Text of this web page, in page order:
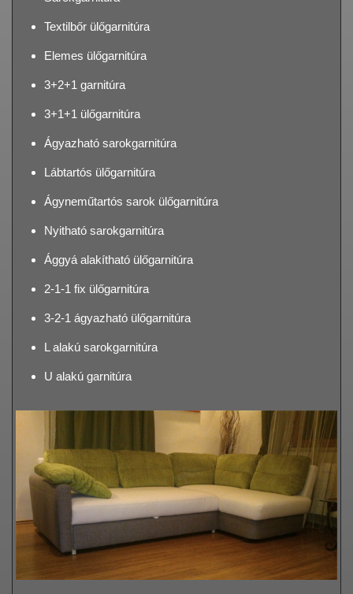
Textilbőr ülőgarnitúra
Elemes ülőgarnitúra
3+2+1 garnitúra
3+1+1 ülőgarnitúra
Ágyazható sarokgarnitúra
Lábtartós ülőgarnitúra
Ágyneműtartós sarok ülőgarnitúra
Nyitható sarokgarnitúra
Ággyá alakítható ülőgarnitúra
2-1-1 fix ülőgarnitúra
3-2-1 ágyazható ülőgarnitúra
L alakú sarokgarnitúra
U alakú garnitúra